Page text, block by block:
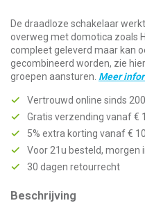
De draadloze schakelaar
overweg met domotica zoals
compleet geleverd maar kan
gecombineerd worden, zie
groepen aansturen. Meer
Vertrouwd online sinds
Gratis verzending vanaf €
5% extra korting vanaf €
Voor 21u besteld, morgen
30 dagen retourrecht
Beschrijving